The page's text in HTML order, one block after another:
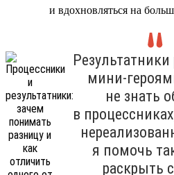
и вдохновляться на
мини-
не знать
в
я помочь
раскрыть